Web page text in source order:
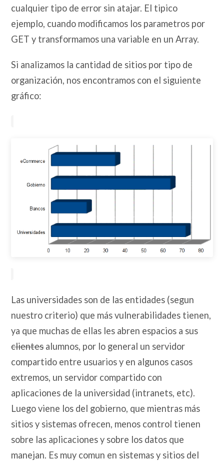
cualquier tipo de error sin atajar. El tipico
ejemplo, cuando modificamos los parametros por
GET y transformamos una variable en un Array.
Si analizamos la cantidad de sitios por tipo de
organización, nos encontramos con el siguiente
gráfico:
Las universidades son de las entidades (segun
nuestro criterio) que más vulnerabilidades tienen,
ya que muchas de ellas les abren espacios a sus
clientesalumnos, por lo general un servidor
compartido entre usuarios y en algunos casos
extremos, un servidor compartido con
aplicaciones de la universidad (intranets, etc).
Luego viene los del gobierno, que mientras más
sitios y sistemas ofrecen, menos control tienen
sobre las aplicaciones y sobre los datos que
manejan. Es muy comun en sistemas y sitios del